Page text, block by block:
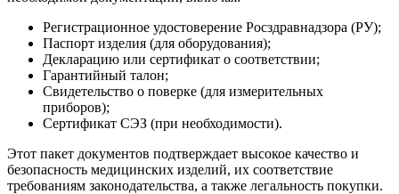
Регистрационное удостоверение Росздравнадзора (РУ);
Паспорт изделия (для оборудования);
Декларацию или сертификат о соответствии;
Гарантийный талон;
Свидетельство о поверке (для измерительных
приборов);
Сертификат СЭЗ (при необходимости).
Этот пакет документов подтверждает высокое качество и
безопасность медицинских изделий, их соответствие
требованиям законодательства, а также легальность покупки.